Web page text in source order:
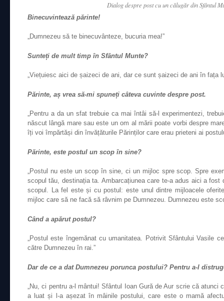
Dialog despre post cu un călugăr din Sfântul
Binecuvintează părinte!
„Dumnezeu să te binecuvânteze, bucuria mea!”
Sunteți de mult timp în Sfântul Munte?
„Viețuiesc aici de șaizeci de ani, dar ce sunt șaizeci de ani în fața
Părinte, aș vrea să-mi spuneți câteva cuvinte despre post.
„Pentru a da un sfat trebuie ca mai întâi să-l experimentezi,
născut lângă mare sau este un om al mării poate vorbi despre
îți voi împărtăși din învățăturile Părinților care erau prieteni ai
Părinte, este postul un scop în sine?
„Postul nu este un scop în sine, ci un mijloc spre scop. Spre
scopul tău, destinația ta. Ambarcațiunea care te-a adus aici a fost
scopul. La fel este și cu postul: este unul dintre mijloacele
mijloc care să ne facă să râvnim pe Dumnezeu. Dumnezeu este
Când a apărut postul?
„Postul este îngemănat cu umanitatea. Potrivit Sfântului Vasile
către Dumnezeu în rai.”
Dar de ce a dat Dumnezeu porunca postului? Pentru a-l
„Nu, ci pentru a-l mântui! Sfântul Ioan Gură de Aur scrie că atunci
a luat și l-a așezat în mâinile postului, care este o mamă